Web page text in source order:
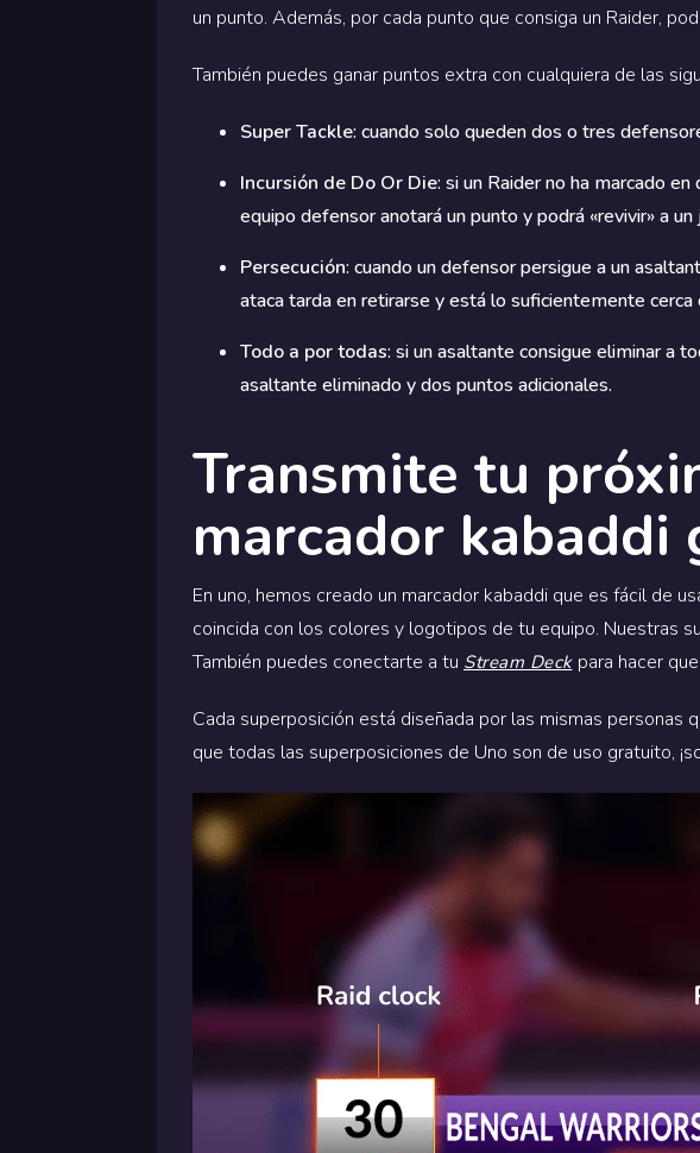
un punto. Además, por cada punto que consiga un Raider,
También puedes ganar puntos extra con cualquiera de las
Super Tackle: cuando solo queden dos o tres
Incursión de Do Or Die: si un Raider no ha marcado
equipo defensor anotará un punto y podrá «revivir» a un
Persecución: cuando un defensor persigue a un
ataca tarda en retirarse y está lo suficientemente
Todo a por todas: si un asaltante consigue eliminar a
asaltante eliminado y dos puntos adicionales.
Transmite tu
marcador kabaddi
En uno, hemos creado un marcador kabaddi que es fácil de
coincida con los colores y logotipos de tu equipo. Nuestras
También puedes conectarte a tu Stream Deckpara hacer
Cada superposición está diseñada por las mismas
que todas las superposiciones de Uno son de uso gratuito,